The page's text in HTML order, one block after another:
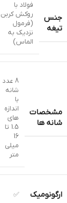
جنس
تیغه
فولاد با
روکش کربن
(فرمول
نزدیک به
الماس)
مشخصات
شانه ها
8 عدد
شانه
با
اندازه
های
1.5 تا
16
میلی
متر
ارگونومیک ✅